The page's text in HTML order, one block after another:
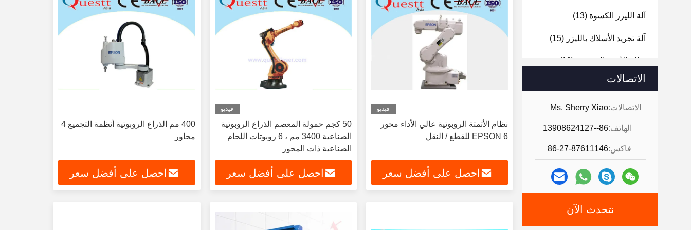
آلة الليزر الكسوة (13)
آلة تجريد الأسلاك بالليزر (15)
نظام الأتمتة الروبوتية (19)
آلة ثني رسالة القناة
آلة القطع بالليزر (8)
الاتصالات
الاتصالات:Ms. Sherry Xiao
الهاتف:86--13908624127
فاكس:86-27-87611146
نتحدث الآن
فيديو
نظام الأتمتة الروبوتية عالي الأداء محور
EPSON 6 للقطع / النقل
احصل على أفضل سعر
فيديو
50 كجم حمولة المعصم الذراع الروبوتية
الصناعية 3400 مم ، 6 روبوتات اللحام
الصناعية ذات المحور
احصل على أفضل سعر
400 مم الذراع الروبوتية أنظمة التجميع 4
محاور
احصل على أفضل سعر